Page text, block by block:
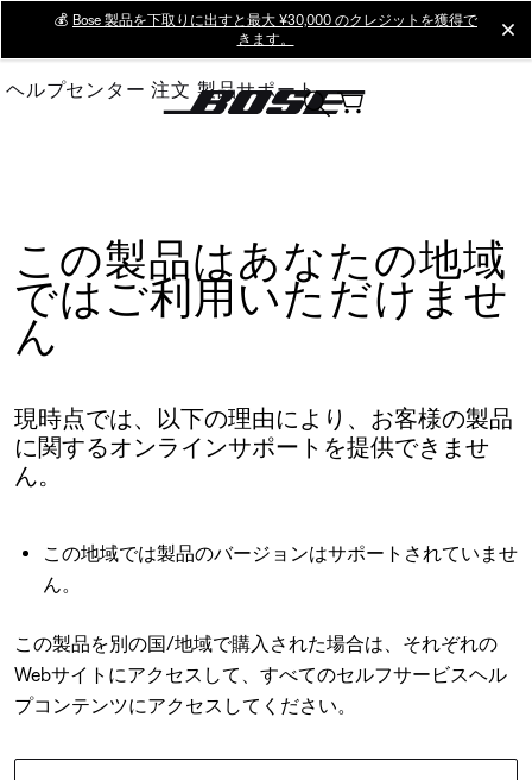
Main
💰 Bose 製品を下取りに出すと最大 ¥30,000 のクレジットを獲得で
きます。
ヘルプセンター 注文 製品サポート
この製品はあなたの地域
ではご利用いただけませ
ん
現時点では、以下の理由により、お客様の製品
に関するオンラインサポートを提供できませ
ん。
この地域では製品のバージョンはサポートされていませ
ん。
この製品を別の国/地域で購入された場合は、それぞれの
Webサイトにアクセスして、すべてのセルフサービスヘル
プコンテンツにアクセスしてください。